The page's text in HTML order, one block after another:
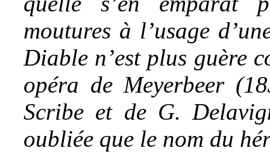
moutures à l’usage
Diable n’est plus guère
opéra de Meyerbeer
Scribe et de G.
oubliée que le nom du